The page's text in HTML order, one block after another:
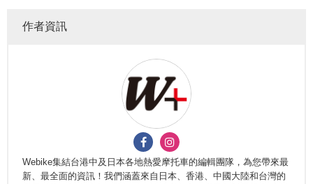
作者資訊
Webike集結台港中及日本各地熱愛摩托車的編輯團隊，為您帶來最
新、最全面的資訊！我們涵蓋來自日本、香港、中國大陸和台灣的